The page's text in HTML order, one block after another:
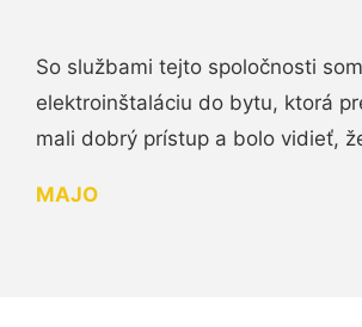
So službami tejto spoločnosti
elektroinštaláciu do bytu, ktorá
mali dobrý prístup a bolo vidieť,
MAJO